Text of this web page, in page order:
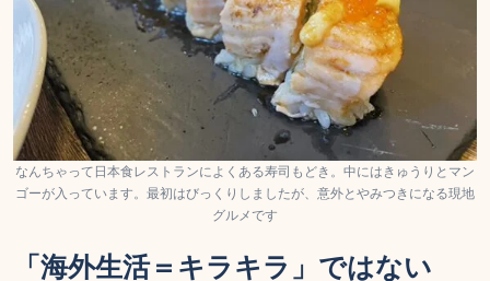
なんちゃって日本食レストランによくある寿司もどき。中にはきゅうりとマン
ゴーが入っています。最初はびっくりしましたが、意外とやみつきになる現地
グルメです
「海外生活＝キラキラ」ではない